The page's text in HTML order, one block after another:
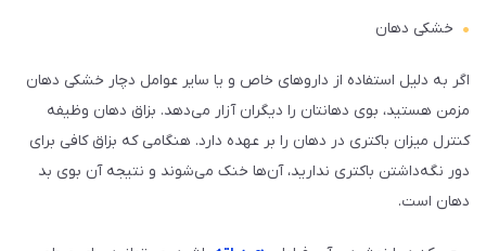
خشکی دهان
اگر به دلیل استفاده از داروهای خاص و یا سایر عوامل دچار خشکی دهان
مزمن هستید، بوی دهانتان را دیگران آزار می‌دهد. بزاق دهان وظیفه
کنترل میزان باکتری‌ در دهان را بر عهده دارد. هنگامی که بزاق کافی برای
دور نگه‌داشتن باکتری ندارید، آن‌ها خنک می‌شوند و نتیجه آن بوی بد
دهان است.